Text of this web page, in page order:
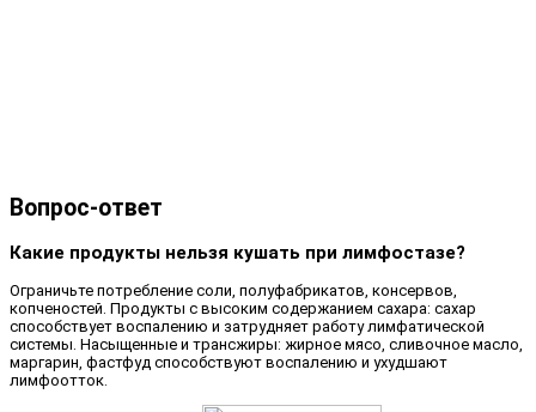
Вопрос-ответ
Какие продукты нельзя кушать при лимфостазе?
Ограничьте потребление соли, полуфабрикатов, консервов,
копченостей. Продукты с высоким содержанием сахара: сахар
способствует воспалению и затрудняет работу лимфатической
системы. Насыщенные и трансжиры: жирное мясо, сливочное масло,
маргарин, фастфуд способствуют воспалению и ухудшают
лимфоотток.